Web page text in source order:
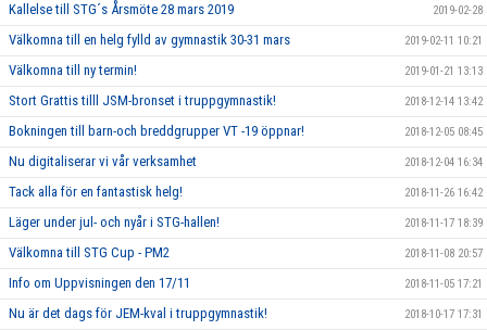
Kallelse till STG´s Årsmöte 28 mars 2019 2019-02-28
Välkomna till en helg fylld av gymnastik 30-31 mars 2019-02-11 10:21
Välkomna till ny termin! 2019-01-21 13:13
Stort Grattis tilll JSM-bronset i truppgymnastik! 2018-12-14 13:42
Bokningen till barn-och breddgrupper VT -19 öppnar! 2018-12-05 08:45
Nu digitaliserar vi vår verksamhet 2018-12-04 16:34
Tack alla för en fantastisk helg! 2018-11-26 16:42
Läger under jul- och nyår i STG-hallen! 2018-11-17 18:39
Välkomna till STG Cup - PM2 2018-11-08 20:57
Info om Uppvisningen den 17/11 2018-11-05 17:21
Nu är det dags för JEM-kval i truppgymnastik! 2018-10-17 17:31